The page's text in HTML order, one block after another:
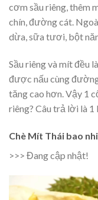
cơm sầu riêng, thêm
chín, đường cát.
dừa, sữa tươi, bột
Sầu riêng và mít đều
được nấu cùng
tăng cao hơn. Vậy 1
riêng? Câu trả lời là 1
Chè Mít Thái bao
>>> Đang cập nhật!